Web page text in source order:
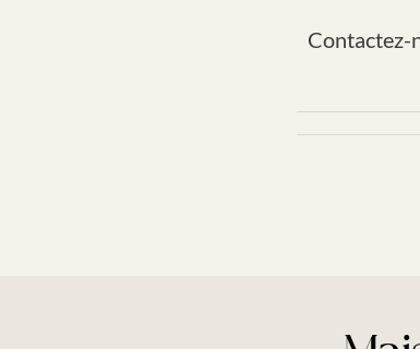
Contactez-